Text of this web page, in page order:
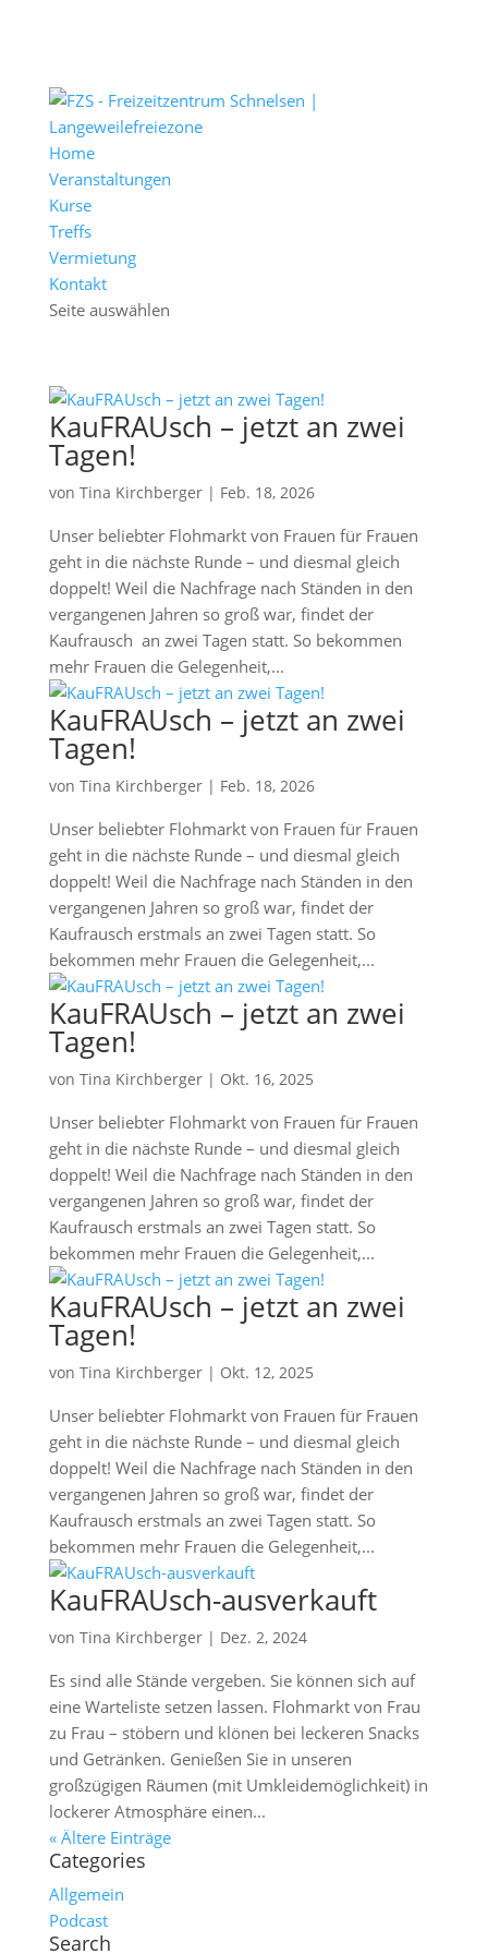
Home
Veranstaltungen
Kurse
Treffs
Vermietung
Kontakt
Seite auswählen
KauFRAUsch – jetzt an zwei
Tagen!
von Tina Kirchberger| Feb. 18, 2026
Unser beliebter Flohmarkt von Frauen für Frauen
geht in die nächste Runde – und diesmal gleich
doppelt! Weil die Nachfrage nach Ständen in den
vergangenen Jahren so groß war, findet der
Kaufrausch an zwei Tagen statt. So bekommen
mehr Frauen die Gelegenheit,...
KauFRAUsch – jetzt an zwei
Tagen!
von Tina Kirchberger| Feb. 18, 2026
Unser beliebter Flohmarkt von Frauen für Frauen
geht in die nächste Runde – und diesmal gleich
doppelt! Weil die Nachfrage nach Ständen in den
vergangenen Jahren so groß war, findet der
Kaufrausch erstmals an zwei Tagen statt. So
bekommen mehr Frauen die Gelegenheit,...
KauFRAUsch – jetzt an zwei
Tagen!
von Tina Kirchberger| Okt. 16, 2025
Unser beliebter Flohmarkt von Frauen für Frauen
geht in die nächste Runde – und diesmal gleich
doppelt! Weil die Nachfrage nach Ständen in den
vergangenen Jahren so groß war, findet der
Kaufrausch erstmals an zwei Tagen statt. So
bekommen mehr Frauen die Gelegenheit,...
KauFRAUsch – jetzt an zwei
Tagen!
von Tina Kirchberger| Okt. 12, 2025
Unser beliebter Flohmarkt von Frauen für Frauen
geht in die nächste Runde – und diesmal gleich
doppelt! Weil die Nachfrage nach Ständen in den
vergangenen Jahren so groß war, findet der
Kaufrausch erstmals an zwei Tagen statt. So
bekommen mehr Frauen die Gelegenheit,...
KauFRAUsch-ausverkauft
von Tina Kirchberger| Dez. 2, 2024
Es sind alle Stände vergeben. Sie können sich auf
eine Warteliste setzen lassen. Flohmarkt von Frau
zu Frau – stöbern und klönen bei leckeren Snacks
und Getränken. Genießen Sie in unseren
großzügigen Räumen (mit Umkleidemöglichkeit) in
lockerer Atmosphäre einen...
« Ältere Einträge
Categories
Allgemein
Podcast
Search